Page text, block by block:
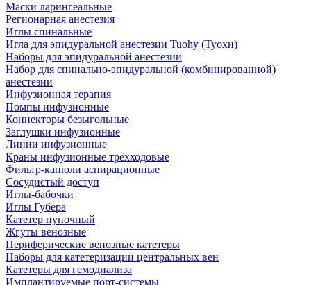
Маски ларингеальные
Регионарная анестезия
Иглы спинальные
Игла для эпидуральной анестезии Tuohy (Туохи)
Наборы для эпидуральной анестезии
Набор для спинально-эпидуральной (комбинированной)
анестезии
Инфузионная терапия
Помпы инфузионные
Коннекторы безыгольные
Заглушки инфузионные
Линии инфузионные
Краны инфузионные трёхходовые
Фильтр-канюли аспирационные
Сосудистый доступ
Иглы-бабочки
Иглы Губера
Катетер пупочный
Жгуты венозные
Периферические венозные катетеры
Наборы для катетеризации центральных вен
Катетеры для гемодиализа
Имплантируемые порт‑системы